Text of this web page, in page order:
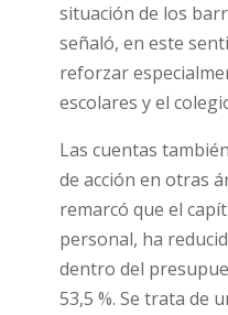
situación de los
señaló, en este
reforzar
escolares y el
Las cuentas
de acción en otras
remarcó que el
personal, ha
dentro del
53,5 %. Se trata de